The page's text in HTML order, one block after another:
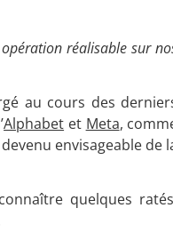
réalisable sur
au cours des
Alphabet et Meta,
envisageable de
quelques